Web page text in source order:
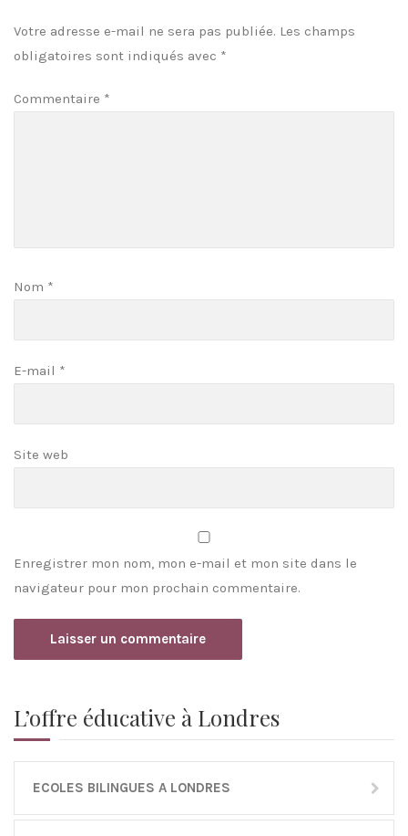
Votre adresse e-mail ne sera pas publiée. Les champs
obligatoires sont indiqués avec *
Commentaire *
Nom *
E-mail *
Site web
Enregistrer mon nom, mon e-mail et mon site dans le
navigateur pour mon prochain commentaire.
L’offre éducative à Londres
ECOLES BILINGUES A LONDRES